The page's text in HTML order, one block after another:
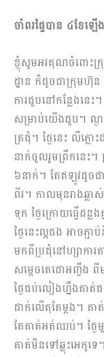
ចាំពរផ្ទៃបាន ៤ខែ
ខ្ញុំសូមអរគុណចំពោះក្រុ
ដ្ឋាន ក៏ដូចជាក្រុម
ការជួបនៅកន្លែងនេ
សម្រាប់យើងជួប។ ល្
ត្រជុំ។ ថ្ងៃនេះ លឺភ្
នាក់ចូលរួមព្រឹកនេះ។
៦នាក់។ តែឥឡូវដូចជ
ពីរ។ កាលមុនរាងឆ្ល
ទុក ថ្ងៃក្រោយធ្វើដន្
ថ្ងៃនេះល្អផង​ អាចភ្ជ
មកពីប្រជុំនៅហ្សាការ
សម្ដេចតេជោអញ្ចឹង
ថ្ងៃជប់លៀងហ្នឹងគា
ដាក់លើតុតែម្ដង។ គា
តែគាត់អត់ឈប់។ ថ្ងៃ
គាត់មិនទៅឆ្លុះអេកូទ